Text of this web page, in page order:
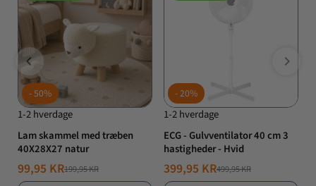
50%
1-2 hverdage
Lam skammel med træben
40X28X27 natur
NORMALPRIS
199,95 KR
TILBUDSPRIS
99,95 KR
20%
1-2 hverdage
ECG - Gulvventilator 40 cm 3
hastigheder - Hvid
NORMALPRIS499,95 KR
TILBUDSPRIS
399,95 KR